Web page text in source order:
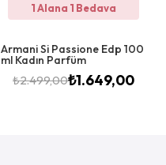
1 Alana 1 Bedava
Armani Si Passione Edp 100
ml Kadın Parfüm
₺2.499,00₺1.649,00